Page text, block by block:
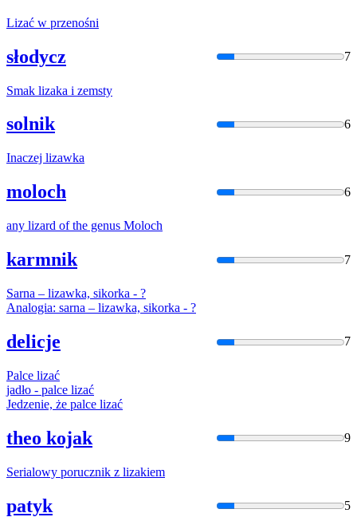
Lizać w przenośni
słodycz 7
Smak lizaka i zemsty
solnik 6
Inaczej lizawka
moloch 6
any lizard of the genus Moloch
karmnik 7
Sarna – lizawka, sikorka - ?
Analogia: sarna – lizawka, sikorka - ?
delicje 7
Palce lizać
jadło - palce lizać
Jedzenie, że palce lizać
theo kojak 9
Serialowy porucznik z lizakiem
patyk 5